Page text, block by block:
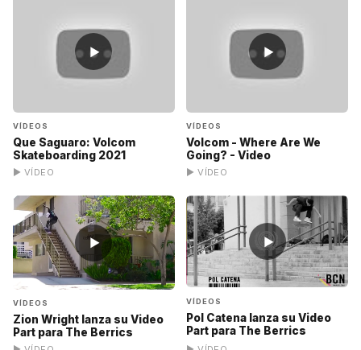
▶
VÍDEOS
Que Saguaro: Volcom
Skateboarding 2021
▶ VÍDEO
▶
VÍDEOS
Volcom - Where Are We
Going? - Video
▶ VÍDEO
▶
VÍDEOS
Zion Wright lanza su Video
Part para The Berrics
▶
VÍDEOS
Pol Catena lanza su Video
Part para The Berrics